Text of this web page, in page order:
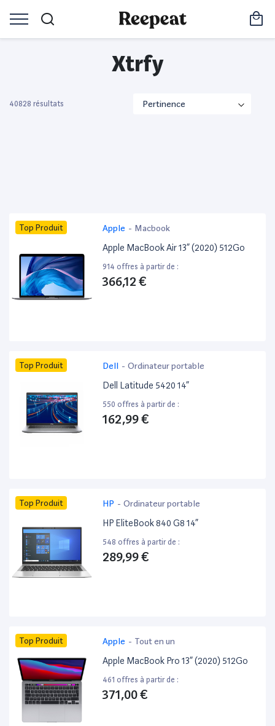
Xtrfy
40828 résultats
Top Produit Apple - Macbook
Apple MacBook Air 13” (2020) 512Go
914 offres à partir de :
366,12 €
Top Produit Dell - Ordinateur portable
Dell Latitude 5420 14”
550 offres à partir de :
162,99 €
Top Produit HP - Ordinateur portable
HP EliteBook 840 G8 14”
548 offres à partir de :
289,99 €
Top Produit Apple - Tout en un
Apple MacBook Pro 13” (2020) 512Go
461 offres à partir de :
371,00 €